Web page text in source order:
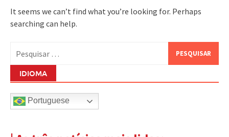
It seems we can’t find what you’re looking for. Perhaps
searching can help.
por:
IDIOMA
Portuguese